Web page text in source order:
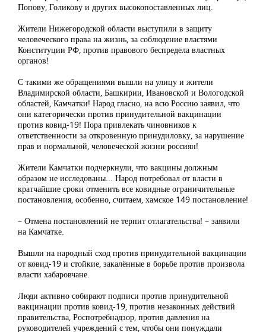
Попову, Голикову и других высокопоставленных лиц.
Жители Нижегородской области выступили в защиту
человеческого права на жизнь, за соблюдение властями
Конституции РФ, против правового беспредела властных
органов!
С такими же обращениями вышли на улицу и жители
Владимирской области, Башкирии, Ивановской и Вологодской
областей, Камчатки! Народ гласно, на всю Россию заявил, что
они категорически против принудительной вакцинации
против ковид-19! Пора привлекать чиновников к
ответственности за откровенную принудиловку, за нарушение
прав и нормальной, человеческой жизни россиян!
Жители Камчатки подчеркнули, что вакцины должным
образом не исследованы... Народ потребовал от власти в
кратчайшие сроки отменить все ковидные ограничительные
постановления, особенно, считаем, хамское 149 постановление!
– Отмена постановлений не терпит отлагательства! – заявили
на Камчатке.
Вышли на народный сход против принудительной вакцинации
от ковид-19 и стойкие, закалённые в борьбе против произвола
власти хабаровчане.
Люди активно собирают подписи против принудительной
вакцинации против ковид-19, против незаконных действий
правительства, Роспотребнадзор, против давления на
руководителей учреждений с тем, чтобы они понуждали